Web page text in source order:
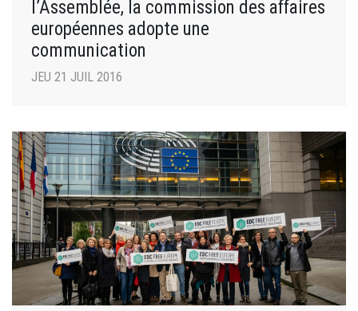
l’Assemblée, la commission des affaires
européennes adopte une
communication
JEU 21 JUIL 2016